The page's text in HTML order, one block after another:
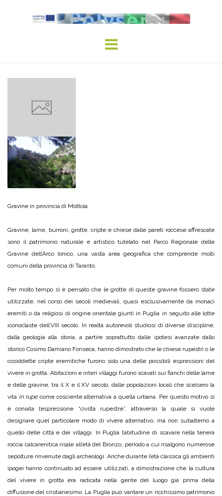
Gravine in provincia di Mottola
Gravine, lame, burroni, grotte, cripte e chiese dalle pareti roccese affrescate
sono il patrimonio naturale e artistico tutelato nel Parco Regionale delle
Gravine dell’Arco Ionico, una vasta area geografica che comprende molti
comuni della provincia di Taranto.
Per molto tempo si è pensato che le grotte di queste gravine fossero state
utilizzate, nel corso dei secoli medievali, quasi esclusivamente da monaci
eremiti o da religiosi di origine orientale giunti in Puglia in seguito alle lotte
iconoclaste dell’VIII secolo. In realtà autorevoli studiosi di diverse discipline,
dalla geologia alla storia, a partire soprattutto dalle ipotesi avanzate dallo
storico Cosimo Damiano Fonseca, hanno dimostrato che le chiese rupestri o le
cosiddette cripte eremitiche furono solo una delle possibili espressioni del
vivere in grotta. Abitazioni e interi villaggi furono scavati sui fianchi delle lame
e delle gravine, tra il X e il XV secolo, dalle popolazioni locali che scelsero la
vita in rupecome cosciente alternativa a quella urbana. Per questo motivo si
è coniata l’espressione “civiltà rupestre”, attraverso la quale si vuole
designare quel particolare modo di vivere alternativo, ma non subalterno a
quello delle città e dei villaggi. In Puglia l’abitudine di scavare nella tenera
roccia calcarenitica risale all’età del Bronzo, periodo a cui risalgono numerose
sepolture rinvenute dagli archeologi. Anche durante l’età classica gli ambienti
ipogei hanno continuato ad essere utilizzati, a dimostrazione che la cultura
del vivere in grotta era radicata nella gente del luogo già prima della
diffusione del cristianesimo. La Puglia può vantare un ricchissimo patrimonio